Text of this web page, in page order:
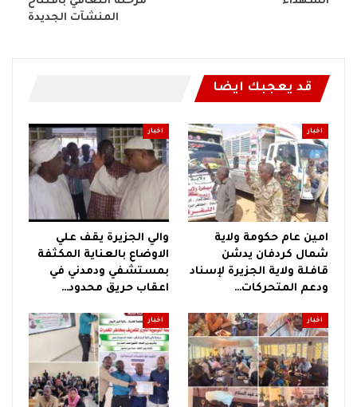
المنشآت الجديدة
قد يعجبك ايضا
اخبار
امين عام حكومة ولاية
شمال كردفان يدشن
قافلة ولاية الجزيرة لإسناد
ودعم المتحركات…
اخبار
والي الجزيرة يقف علي
الاوضاع بالعناية المكثفة
بمستشفي ودمدني في
اعقاب حريق محدود…
اخبار اخبار